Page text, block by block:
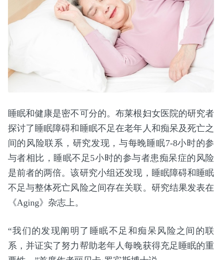
睡眠和健康是密不可分的。布莱根妇女医院的研究者
探讨了睡眠障碍和睡眠不足在老年人和痴呆及死亡之
间的风险联系，研究发现，与每晚睡眠7-8小时的参
与者相比，睡眠不足5小时的参与者患痴呆症的风险
是前者的两倍。该研究小组还发现，睡眠障碍和睡眠
不足与整体死亡风险之间存在关联。研究结果发表在
《Aging》杂志上。
“我们的发现阐明了睡眠不足和痴呆风险之间的联
系，并证实了努力帮助老年人每晚获得充足睡眠的重